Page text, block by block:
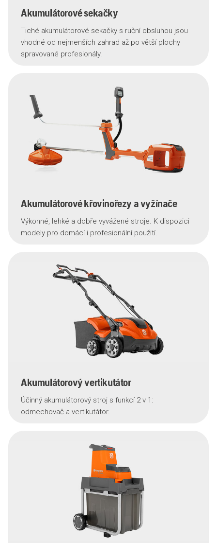
Akumulátorové sekačky
Tiché akumulátorové sekačky s ruční obsluhou jsou
vhodné od nejmenších zahrad až po větší plochy
spravované profesionály.
Akumulátorové křovinořezy a vyžínače
Výkonné, lehké a dobře vyvážené stroje. K dispozici
modely pro domácí i profesionální použití.
Akumulátorový vertikutátor
Účinný akumulátorový stroj s funkcí 2 v 1:
odmechovač a vertikutátor.